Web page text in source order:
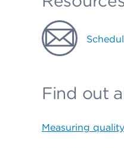
Find out
Measuring